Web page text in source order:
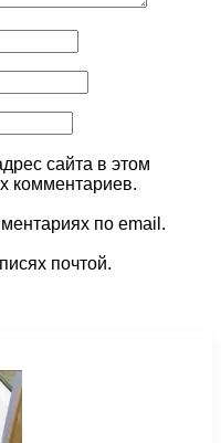
сайта в этом
комментариев.
по email.
почтой.